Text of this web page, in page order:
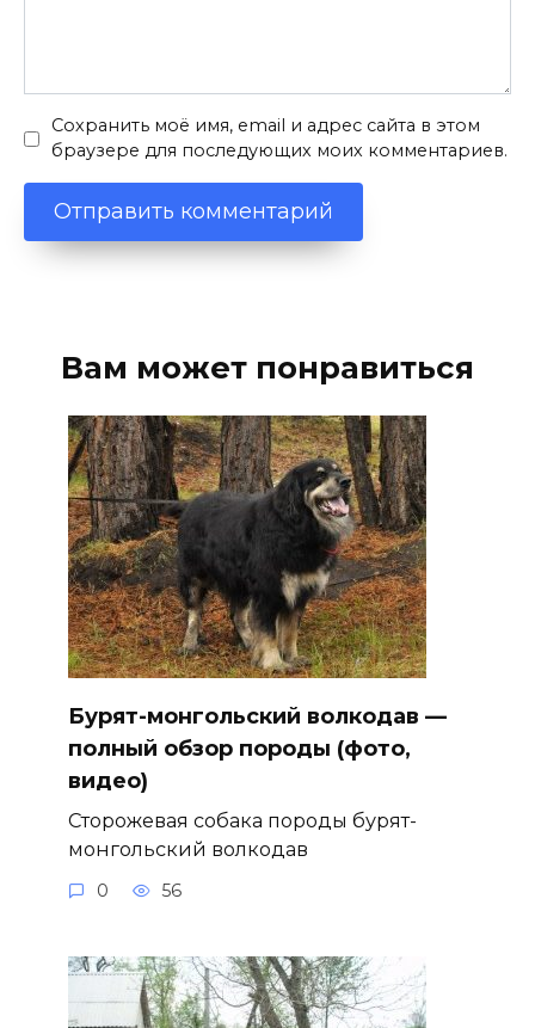
Сохранить моё имя, email и адрес сайта в этом
браузере для последующих моих комментариев.
Вам может понравиться
Бурят-монгольский волкодав —
полный обзор породы (фото,
видео)
Сторожевая собака породы бурят-
монгольский волкодав
0 56